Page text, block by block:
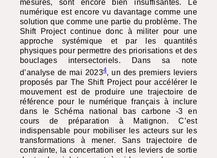
mesurés, sont encore bien insuffisantes. Le
numérique est encore vu davantage comme une
solution que comme une partie du problème. The
Shift Project continue donc à militer pour une
approche systémique et par les quantités
physiques pour permettre des priorisations et des
bouclages intersectoriels. Dans sa note
d’analyse de mai 20234, un des premiers leviers
proposés par The Shift Project pour accélérer le
mouvement est de produire une trajectoire de
référence pour le numérique français à inclure
dans le Schéma national bas carbone -3 en
cours de préparation à Matignon. C’est
indispensable pour mobiliser les acteurs sur les
transformations à mener. Sans trajectoire de
contrainte, la concertation et les leviers de sortie